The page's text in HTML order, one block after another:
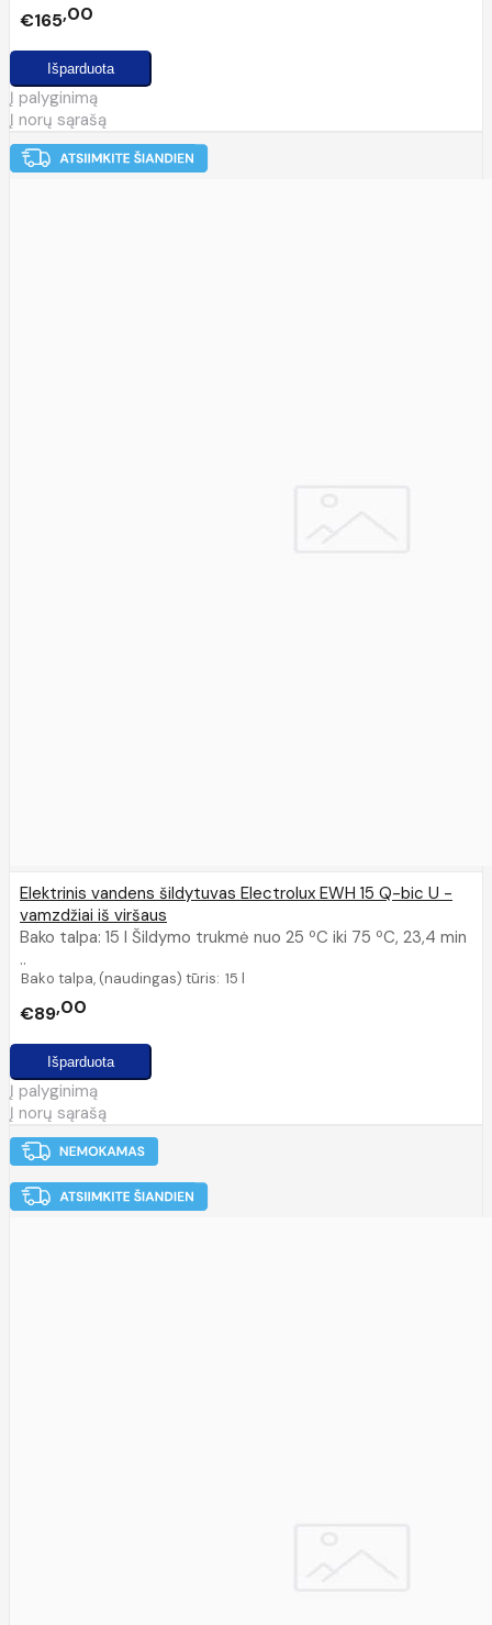
€165 00
Į palyginimą
Į norų sąrašą
Elektrinis vandens šildytuvas Electrolux EWH 15 Q-bic U -
vamzdžiai iš viršaus
Bako talpa: 15 l Šildymo trukmė nuo 25 ºC iki 75 ºC, 23,4 min
..
Bako talpa, (naudingas) tūris: 15 l
€89 00
Į palyginimą
Į norų sąrašą